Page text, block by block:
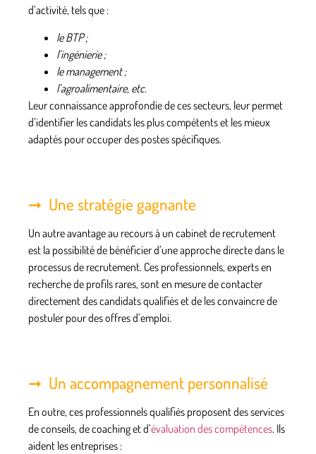
d’activité, tels que :
le BTP ;
l’ingénierie ;
le management ;
l’agroalimentaire, etc.
Leur connaissance approfondie de ces secteurs, leur permet
d’identifier les candidats les plus compétents et les mieux
adaptés pour occuper des postes spécifiques.
Une stratégie gagnante
Un autre avantage au recours à un cabinet de recrutement
est la possibilité de bénéficier d’uneapproche directedans le
processus de recrutement. Ces professionnels, experts en
recherche de profils rares, sont en mesure de contacter
directement des candidats qualifiés et de les convaincre de
postuler pour des offres d’emploi.
Un accompagnement personnalisé
En outre, ces professionnels qualifiés proposent des services
de conseils, de coaching et d’évaluation des compétences. Ils
aident les entreprises :